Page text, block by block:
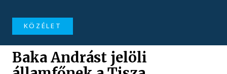
KÖZÉLET
Baka Andrást jelöli